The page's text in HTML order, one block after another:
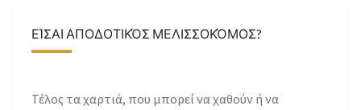
ΕΊΣΑΙ ΑΠΟΔΟΤΙΚΌΣ ΜΕΛΙΣΣΟΚΌΜΟΣ?
Τέλος τα χαρτιά, που μπορεί να χαθούν ή να